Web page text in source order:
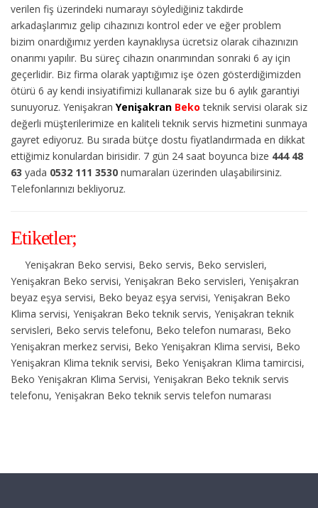
verilen fiş üzerindeki numarayı söylediğiniz takdirde
arkadaşlarımız gelip cihazınızı kontrol eder ve eğer problem
bizim onardığımız yerden kaynaklıysa ücretsiz olarak cihazınızın
onarımı yapılır. Bu süreç cihazın onarımından sonraki 6 ay için
geçerlidir. Biz firma olarak yaptığımız işe özen gösterdiğimizden
ötürü 6 ay kendi insiyatifimizi kullanarak size bu 6 aylık garantiyi
sunuyoruz. Yenişakran Yenişakran Bekoteknik servisi olarak siz
değerli müşterilerimize en kaliteli teknik servis hizmetini sunmaya
gayret ediyoruz. Bu sırada bütçe dostu fiyatlandırmada en dikkat
ettiğimiz konulardan birisidir. 7 gün 24 saat boyunca bize 444 48
63 yada 0532 111 3530 numaraları üzerinden ulaşabilirsiniz.
Telefonlarınızı bekliyoruz.
Etiketler;
Yenişakran Beko servisi, Beko servis, Beko servisleri,
Yenişakran Beko servisi, Yenişakran Beko servisleri, Yenişakran
beyaz eşya servisi, Beko beyaz eşya servisi, Yenişakran Beko
Klima servisi, Yenişakran Beko teknik servis, Yenişakran teknik
servisleri, Beko servis telefonu, Beko telefon numarası, Beko
Yenişakran merkez servisi, Beko Yenişakran Klima servisi, Beko
Yenişakran Klima teknik servisi, Beko Yenişakran Klima tamircisi,
Beko Yenişakran Klima Servisi, Yenişakran Beko teknik servis
telefonu, Yenişakran Beko teknik servis telefon numarası